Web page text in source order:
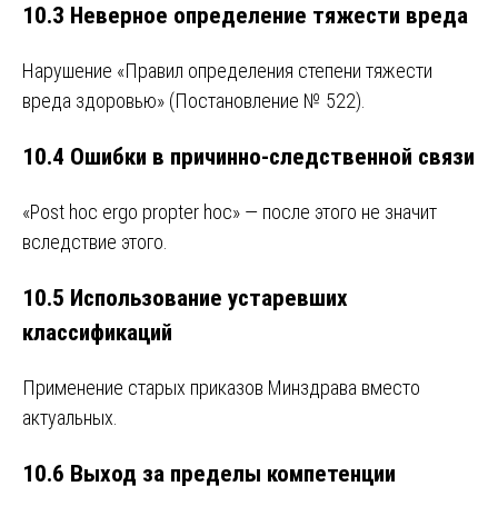
10.3 Неверное определение тяжести вреда
Нарушение «Правил определения степени тяжести
вреда здоровью» (Постановление № 522).
10.4 Ошибки в причинно-следственной связи
«Post hoc ergo propter hoc» — после этого не значит
вследствие этого.
10.5 Использование устаревших
классификаций
Применение старых приказов Минздрава вместо
актуальных.
10.6 Выход за пределы компетенции